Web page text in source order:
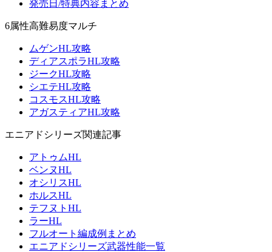
発売日/特典内容まとめ
6属性高難易度マルチ
ムゲンHL攻略
ディアスポラHL攻略
ジークHL攻略
シエテHL攻略
コスモスHL攻略
アガスティアHL攻略
エニアドシリーズ関連記事
アトゥムHL
ベンヌHL
オシリスHL
ホルスHL
テフヌトHL
ラーHL
フルオート編成例まとめ
エニアドシリーズ武器性能一覧